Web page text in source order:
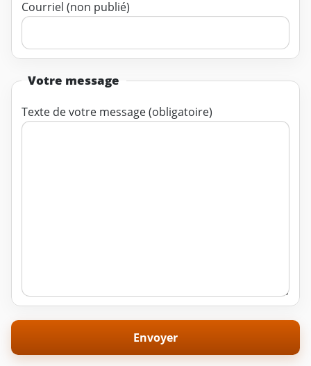
Courriel (non publié)
Votre message
Texte de votre message (obligatoire)